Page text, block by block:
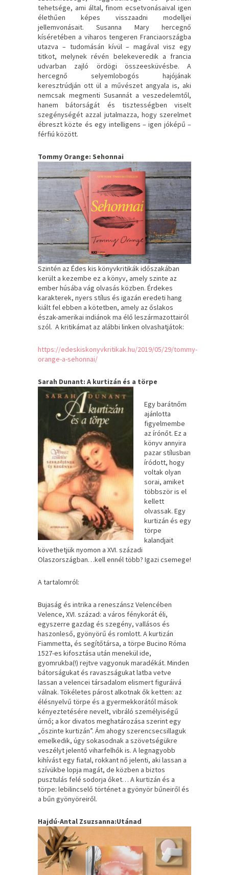
tehetsége, ami által, finom ecsetvonásaival igen
élethűen képes visszaadni modelljei
jellemvonásait. Susanna Mary hercegnő
kíséretében a viharos tengeren Franciaországba
utazva – tudomásán kívül – magával visz egy
titkot, melynek révén belekeveredik a francia
udvarban zajló ördögi összeesküvésbe. A
hercegnő selyemlobogós hajójának
keresztrúdján ott ül a művészet angyala is, aki
nemcsak megmenti Susannát a veszedelemtől,
hanem bátorságát és tisztességben viselt
szegénységét azzal jutalmazza, hogy szerelmet
ébreszt közte és egy intelligens – igen jóképű –
férfiú között.
Tommy Orange: Sehonnai
Szintén az Édes kis könyvkritikák időszakában
került a kezembe ez a könyv, amely szinte az
ember húsába vág olvasás közben. Érdekes
karakterek, nyers stílus és igazán eredeti hang
kiált fel ebben a kötetben, amely az őslakos
észak-amerikai indiánok ma élő leszármazottairól
szól. A kritikámat az alábbi linken olvashatjátok:
https://edeskiskonyvkritikak.hu/2019/05/29/tommy-
orange-a-sehonnai/
Sarah Dunant: A kurtizán és a törpe
Egy barátnőm
ajánlotta
figyelmembe
az írónőt. Ez a
könyv annyira
pazar stílusban
íródott, hogy
voltak olyan
sorai, amiket
többször is el
kellett
olvassak. Egy
kurtizán és egy
törpe
kalandjait
követhetjük nyomon a XVI. századi
Olaszországban…kell ennél több? Igazi csemege!
A tartalomról:
Bujaság és intrika a reneszánsz Velencében
Velence, XVI. század: a város fénykorát éli,
egyszerre gazdag és szegény, vallásos és
haszonleső, gyönyörű és romlott. A kurtizán
Fiammetta, és segítőtársa, a törpe Bucino Róma
1527-es kifosztása után menekül ide,
gyomrukba(!) rejtve vagyonuk maradékát. Minden
bátorságukat és ravaszságukat latba vetve
lassan a velencei társadalom elismert figuráivá
válnak. Tökéletes párost alkotnak ők ketten: az
élésnyelvű törpe és a gyermekkorától mások
kényeztetésére nevelt, vibráló személyiségű
úrnő; a kor divatos meghatározása szerint egy
„őszinte kurtizán”. Ám ahogy szerencsecsillaguk
emelkedik, úgy sokasodnak a szövetségükre
veszélyt jelentő viharfelhők is. A legnagyobb
kihívást egy fiatal, rokkant nő jelenti, aki lassan a
szívükbe lopja magát, de közben a biztos
pusztulás felé sodorja őket… A kurtizán és a
törpe: lebilincselő történet a gyönyör bűneiről és
a bűn gyönyöreiről.
Hajdú-Antal Zsuzsanna:Utánad